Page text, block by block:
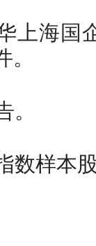
上海国
。
数样本